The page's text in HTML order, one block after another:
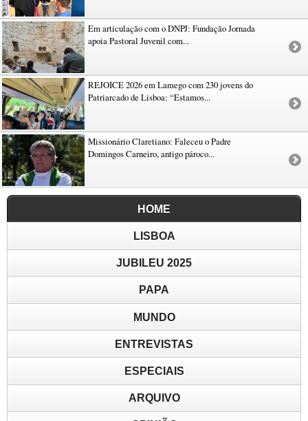
Em articulação com o DNPJ: Fundação Jornada
apoia Pastoral Juvenil com...
REJOICE 2026 em Lamego com 230 jovens do
Patriarcado de Lisboa: “Estamos...
Missionário Claretiano: Faleceu o Padre
Domingos Carneiro, antigo pároco...
HOME
LISBOA
JUBILEU 2025
PAPA
MUNDO
ENTREVISTAS
ESPECIAIS
ARQUIVO